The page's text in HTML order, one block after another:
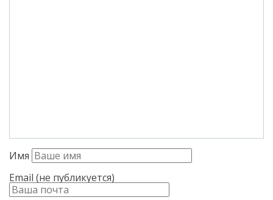
Имя
Email (не публикуется)